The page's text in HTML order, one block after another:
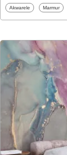
Fototapety
Akwarele Fototapety
Marmur